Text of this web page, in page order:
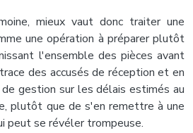
mieux vaut donc traiter une
une opération à préparer plutôt
l'ensemble des pièces avant
des accusés de réception et en
gestion sur les délais estimés au
plutôt que de s'en remettre à une
peut se révéler trompeuse.